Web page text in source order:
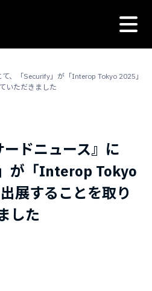
、「Securify」が「Interop Tokyo 2025」
いただきました
ドニュース』に
が「Interop Tokyo
展することを取り
した